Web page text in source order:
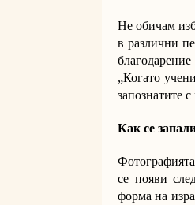
Не обичам
в различни
„Когато
запознатите
Как се
се появи
форма на